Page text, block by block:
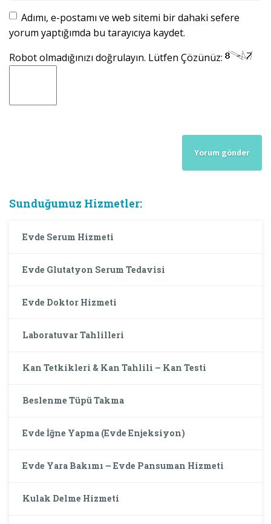
Adımı, e-postamı ve web sitemi bir dahaki sefere
yorum yaptığımda bu tarayıcıya kaydet.
Robot olmadığınızı doğrulayın. Lütfen Çözünüz:
Sunduğumuz Hizmetler:
Evde Serum Hizmeti
Evde Glutatyon Serum Tedavisi
Evde Doktor Hizmeti
Laboratuvar Tahlilleri
Kan Tetkikleri & Kan Tahlili – Kan Testi
Beslenme Tüpü Takma
Evde İğne Yapma (Evde Enjeksiyon)
Evde Yara Bakımı – Evde Pansuman Hizmeti
Kulak Delme Hizmeti